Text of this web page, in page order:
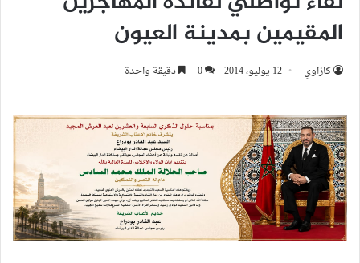
المقيمين بمدينة العيون
كازاوي 12 يوليو، 2014 0 دقيقة واحدة